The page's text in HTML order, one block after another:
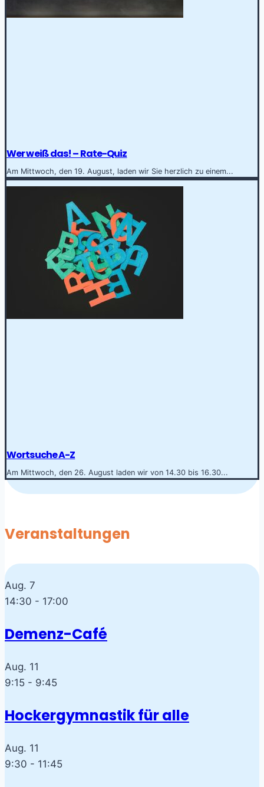
Wer weiß das! – Rate-Quiz
Am Mittwoch, den 19. August, laden wir Sie herzlich zu einem...
Wortsuche A-Z
Am Mittwoch, den 26. August laden wir von 14.30 bis 16.30...
Veranstaltungen
Aug. 7
14:30 - 17:00
Demenz-Café
Aug. 11
9:15 - 9:45
Hockergymnastik für alle
Aug. 11
9:30 - 11:45